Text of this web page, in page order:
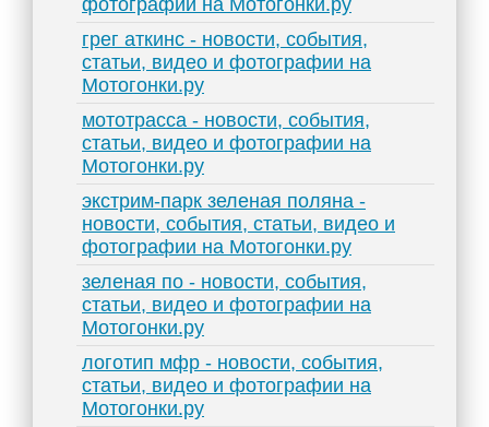
фотографии на Мотогонки.ру
грег аткинс - новости, события,
статьи, видео и фотографии на
Мотогонки.ру
мототрасса - новости, события,
статьи, видео и фотографии на
Мотогонки.ру
экстрим-парк зеленая поляна -
новости, события, статьи, видео и
фотографии на Мотогонки.ру
зеленая по - новости, события,
статьи, видео и фотографии на
Мотогонки.ру
логотип мфр - новости, события,
статьи, видео и фотографии на
Мотогонки.ру